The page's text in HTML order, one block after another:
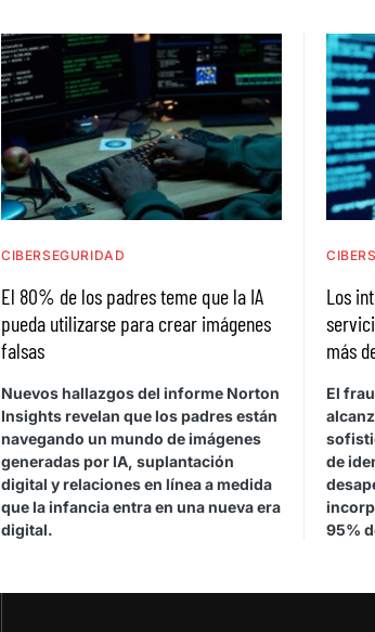
CIBERSEGURIDAD
El 80% de los padres teme que la IA
pueda utilizarse para crear imágenes
falsas
Nuevos hallazgos del informe Norton
Insights revelan que los padres están
navegando un mundo de imágenes
generadas por IA, suplantación
digital y relaciones en línea a medida
que la infancia entra en una nueva era
digital.
Los
más
El
de
95%